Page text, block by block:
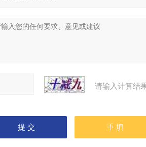
请输入计算结